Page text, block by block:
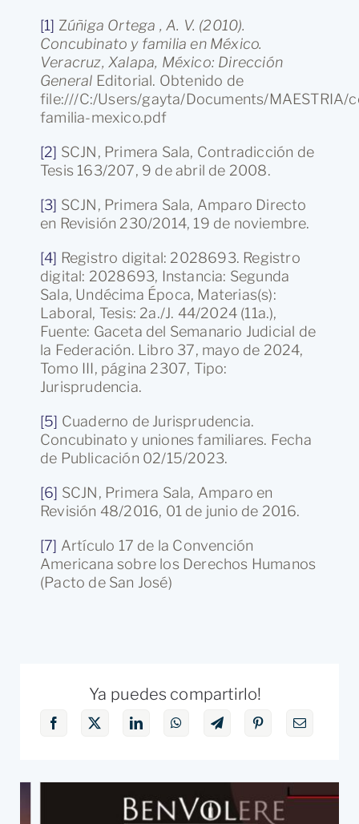
[1] Zúñiga Ortega , A. V. (2010).
Concubinato y familia en México.
Veracruz, Xalapa, México: Dirección
General Editorial. Obtenido de
file:///C:/Users/gayta/Documents/MAESTRIA/
familia-mexico.pdf
[2] SCJN, Primera Sala, Contradicción de
Tesis 163/207, 9 de abril de 2008.
[3] SCJN, Primera Sala, Amparo Directo
en Revisión 230/2014, 19 de noviembre.
[4] Registro digital: 2028693. Registro
digital: 2028693, Instancia: Segunda
Sala, Undécima Época, Materias(s):
Laboral, Tesis: 2a./J. 44/2024 (11a.),
Fuente: Gaceta del Semanario Judicial de
la Federación. Libro 37, mayo de 2024,
Tomo III, página 2307, Tipo:
Jurisprudencia.
[5] Cuaderno de Jurisprudencia.
Concubinato y uniones familiares. Fecha
de Publicación 02/15/2023.
[6] SCJN, Primera Sala, Amparo en
Revisión 48/2016, 01 de junio de 2016.
[7] Artículo 17 de la Convención
Americana sobre los Derechos Humanos
(Pacto de San José)
Ya puedes compartirlo!